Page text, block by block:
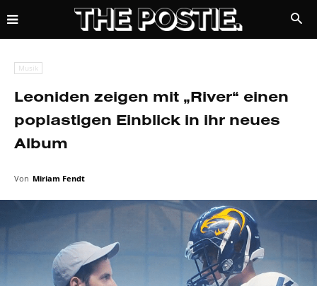
Musik
Leoniden zeigen mit „River“ einen
poplastigen Einblick in ihr neues
Album
Von Miriam Fendt